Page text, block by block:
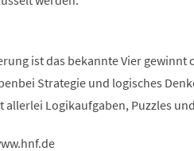
ist das bekannte Vier gewinnt
Strategie und logisches
Logikaufgaben, Puzzles